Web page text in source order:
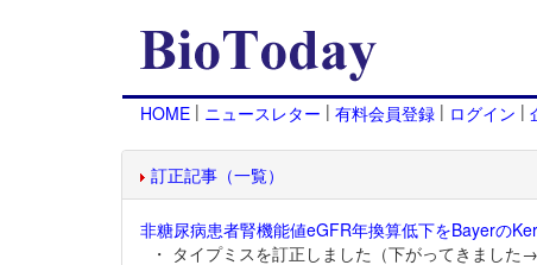
HOME | ニュースレター | 有料会員登録 | ログイン |
訂正記事（一覧）
非糖尿病患者腎機能値eGFR年換算低下をBayerの
・ タイプミスを訂正しました（下がってきました→